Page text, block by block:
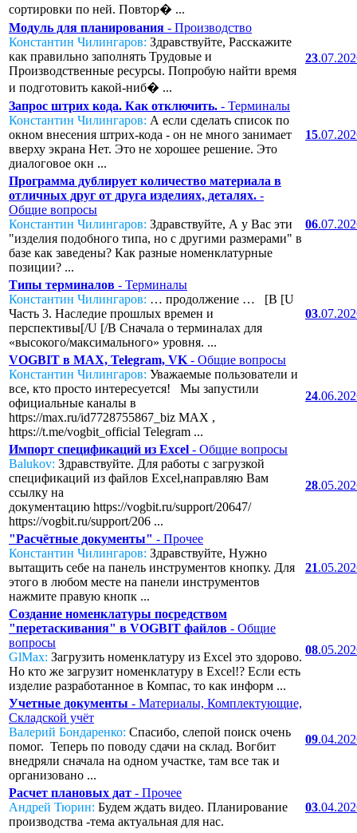
сортировки по ней. Повтор� ...
Модуль для планирования - Производство
Константин Чилингаров: Здравствуйте, Расскажите
как правильно заполнять Трудовые и
Производственные ресурсы. Попробую найти время
и подготовить какой-ниб� ...
23
Запрос штрих кода. Как отключить. - Терминалы
Константин Чилингаров: А если сделать список по
окном внесения штрих-кода - он не много занимает
вверху экрана Нет. Это не хорошее решение. Это
диалоговое окн ...
15
Программа дублирует количество материала в
отличных друг от друга изделиях, деталях. -
Общие вопросы
Константин Чилингаров: Здравствуйте, А у Вас эти
"изделия подобного типа, но с другими размерами" в
базе как заведены? Как разные номенклатурные
позиции? ...
06
Типы терминалов - Терминалы
Константин Чилингаров: … продолжение … [B [U
Часть 3. Наследие прошлых времен и
перспективы[/U [/B Сначала о терминалах для
«высокого/максимального» уровня. ...
03
VOGBIT в MAX, Telegram, VK - Общие вопросы
Константин Чилингаров: Уважаемые пользователи и
все, кто просто интересуется! Мы запустили
официальные каналы в
https://max.ru/id7728755867_biz MAX ,
https://t.me/vogbit_official Telegram ...
24
Импорт спецификаций из Excel - Общие вопросы
Balukov: Здравствуйте. Для работы с загрузкой
спецификаций из файлов Excel,направляю Вам
ссылку на
документацию https://vogbit.ru/support/20647/
https://vogbit.ru/support/206 ...
28
"Расчётные документы" - Прочее
Константин Чилингаров: Здравствуйте, Нужно
вытащить себе на панель инструментов кнопку. Для
этого в любом месте на панели инструментов
нажмите правую кнопк ...
21
Создание номенклатуры посредством
"перетаскивания" в VOGBIT файлов - Общие
вопросы
GlMax: Загрузить номенклатуру из Excel это здорово.
Но кто же загрузит номенклатуру в Excel!? Если есть
изделие разработанное в Компас, то как информ ...
08
Учетные документы - Материалы, Комплектующие,
Складской учёт
Валерий Бондаренко: Спасибо, слепой поиск очень
помог. Теперь по поводу сдачи на склад. Вогбит
внедряли сначала на одном участке, там все так и
организовано ...
09
Расчет плановых дат - Прочее
Андрей Тюрин: Будем ждать видео. Планирование
производства -тема актуальная для нас.
03